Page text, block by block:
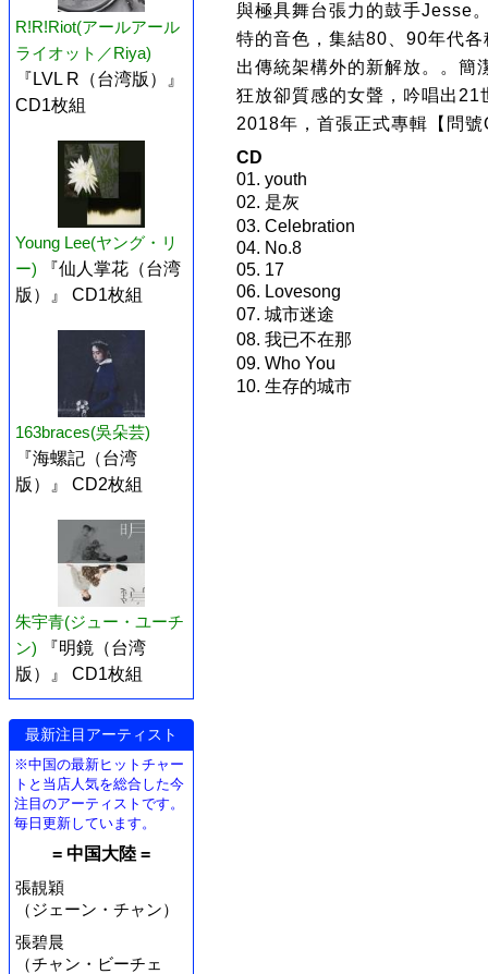
R!R!Riot(アールアール
ライオット／Riya)
『LVL R（台湾版）』
CD1枚組
Young Lee(ヤング・リ
ー)
『仙人掌花（台湾
版）』 CD1枚組
163braces(吳朵芸)
『海螺記（台湾
版）』 CD2枚組
朱宇青(ジュー・ユーチ
ン)
『明鏡（台湾
版）』 CD1枚組
最新注目アーティスト
※中国の最新ヒットチャー
トと当店人気を総合した今
注目のアーティストです。
毎日更新しています。
= 中国大陸 =
張靚穎
（ジェーン・チャン）
張碧晨
（チャン・ビーチェ
與極具舞台張力的鼓手Jesse
特的音色，集結80、90年代
出傳統架構外的新解放。。簡
狂放卻質感的女聲，吟唱出21
2018年，首張正式專輯【問
CD
01. youth
02. 是灰
03. Celebration
04. No.8
05. 17
06. Lovesong
07. 城市迷途
08. 我已不在那
09. Who You
10. 生存的城市